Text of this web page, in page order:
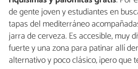
de gente joven y estudiantes en
tapas del mediterráneo
jarra de cerveza. Es accesible, muy
fuerte y una zona para patinar allí
alternativo y poco clásico, ¡pero que